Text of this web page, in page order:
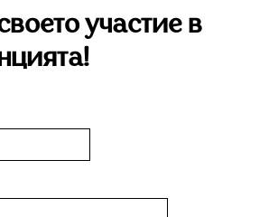
участие в